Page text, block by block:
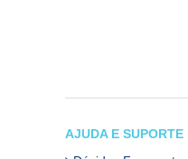
AJUDA E SUPORTE